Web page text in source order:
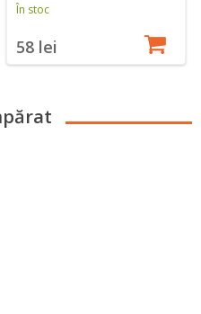
În stoc
58 lei